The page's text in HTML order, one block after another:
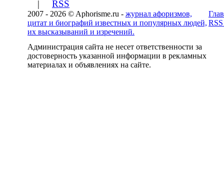
| RSS
2007 - 2026 © Aphorisme.ru - журнал афоризмов,
цитат и биографий известных и популярных людей,
их высказываний и изречений.
Администрация сайта не несет ответственности за
достоверность указанной информации в рекламных
материалах и объявлениях на сайте.